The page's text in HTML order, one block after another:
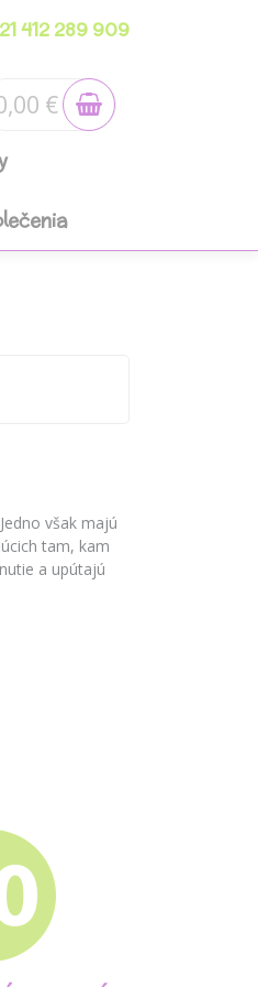
412 289 909
€
však majú
tam, kam
a upútajú